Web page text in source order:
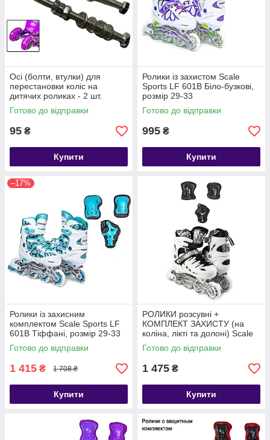
Осі (болти, втулки) для
перестановки коліс на
дитячих роликах - 2 шт.
Готово до відправки
95 ₴
Купити
Ролики із захистом Scale
Sports LF 601B Біло-бузкові,
розмір 29-33
Готово до відправки
995 ₴
Купити
–17%
Ролики із захисним
комплектом Scale Sports LF
601B Тіффані, розмір 29-33
Готово до відправки
1 415 ₴ 1 708 ₴
Купити
РОЛИКИ розсувні +
КОМПЛЕКТ ЗАХИСТУ (на
коліна, лікті та долоні) Scale
Sports білі, розмір 29-33
Готово до відправки
1 475 ₴
Купити